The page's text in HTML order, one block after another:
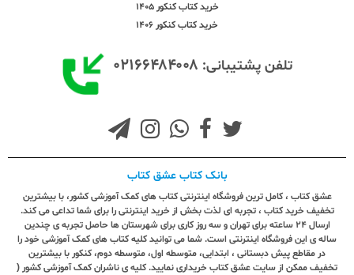
خرید کتاب کنکور 1405
خرید کتاب کنکور 1406
تلفن پشتیبانی: ۰۲۱۶۶۴۸۴۰۰۸
بانک کتاب عشق کتاب
عشق کتاب ، کامل ترین فروشگاه اینترنتی کتاب های کمک آموزشی کشور، با بیشترین
تخفیف خرید کتاب ، تجربه ای لذت بخش از خرید اینترنتی را برای شما تداعی می کند.
ارسال ٢٤ ساعته برای تهران و سه روز کاری برای شهرستان ها حاصل تجربه ی چندین
ساله ی این فروشگاه اینترنتی است. شما می توانید کلیه کتاب های کمک آموزشی خود را
در مقاطع پیش دبستانی ، ابتدایی، متوسطه اول، متوسطه دوم، کنکور با بیشترین
تخفیف ممکن از سایت عشق کتاب خریداری نمایید. کلیه ی ناشران کمک آموزشی کشور (